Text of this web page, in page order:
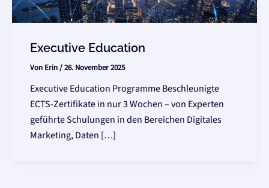
Executive Education
Von Erin/26. November 2025
Executive Education Programme Beschleunigte
ECTS-Zertifikate in nur 3 Wochen – von Experten
geführte Schulungen in den Bereichen Digitales
Marketing, Daten […]